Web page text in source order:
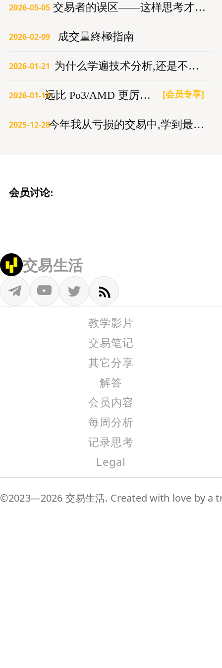
2026-05-05 交易者的误区——这样思考才能赚钱
2026-02-09 成交量終極指南
2026-01-21 为什么学遍技术分析,还是不赚钱？
2026-01-18 远比 Po3/AMD 更厉害的交易模型 [会员专享]
2025-12-28 今年我从亏损的交易中,学到最重要的3件事
会员讨论:
交易生活
教学影片
交易笔记
其它分享
解答
会员内容
每周分析
记录思考
Legal
©2023—2026 交易生活. Created with love by a